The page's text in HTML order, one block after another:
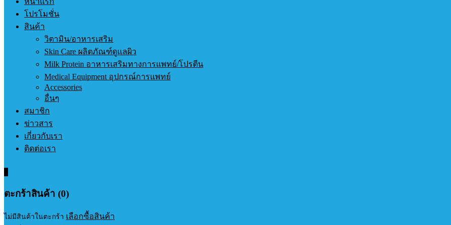
โปรโมชั่น
สินค้า
วิตามิน/อาหารเสริม
Skin Care ผลิตภัณฑ์ดูแลผิว
Milk Protein อาหารเสริมทางการแพทย์/โปรตีน
Medical Equipment อุปกรณ์การแพทย์
Accessories
อื่นๆ
สมาชิก
ข่าวสาร
เกี่ยวกับเรา
ติดต่อเรา
ตะกร้าสินค้า (0)
ไม่มีสินค้าในตะกร้า เลือกซื้อสินค้า